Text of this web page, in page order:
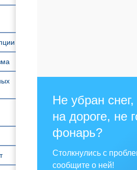
Не убран
на дороге, не
фонарь?
Столкнулись с
сообщите о ней!